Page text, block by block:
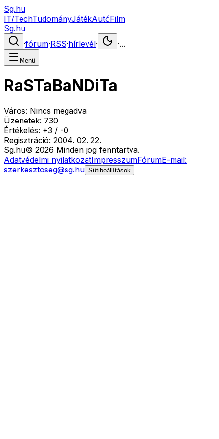
Sg.hu
IT/TechTudományJátékAutóFilm
Sg.hu
·fórum·RSS·hírlevél· ·...
Menü
RaSTaBaNDiTa
Város: Nincs megadva
Üzenetek: 730
Értékelés: +3 / -0
Regisztráció: 2004. 02. 22.
Sg.hu© 2026 Minden jog fenntartva.
Adatvédelmi nyilatkozatImpresszumFórumE-mail:
szerkesztoseg@sg.hu Sütibeállítások